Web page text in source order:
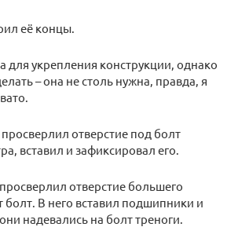
её концы.
для укрепления конструкции, однако
– она не столь нужна, правда, я
просверлил отверстие под болт
вставил и зафиксировал его.
отверстие большего
болт. В него вставил подшипники и
надевались на болт треноги.